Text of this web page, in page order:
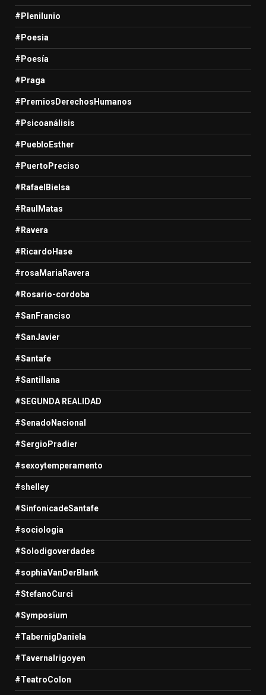
#Plenilunio
#Poesia
#Poesía
#Praga
#PremiosDerechosHumanos
#Psicoanálisis
#PuebloEsther
#PuertoPreciso
#RafaelBielsa
#RaulMatas
#Ravera
#RicardoHase
#rosaMariaRavera
#Rosario-cordoba
#SanFranciso
#SanJavier
#Santafe
#Santillana
#SEGUNDA REALIDAD
#SenadoNacional
#SergioPradier
#sexoytemperamento
#shelley
#SinfonicadeSantafe
#sociologia
#Solodigoverdades
#sophiaVanDerBlank
#StefanoCurci
#Symposium
#TabernigDaniela
#TavernaIrigoyen
#TeatroColon